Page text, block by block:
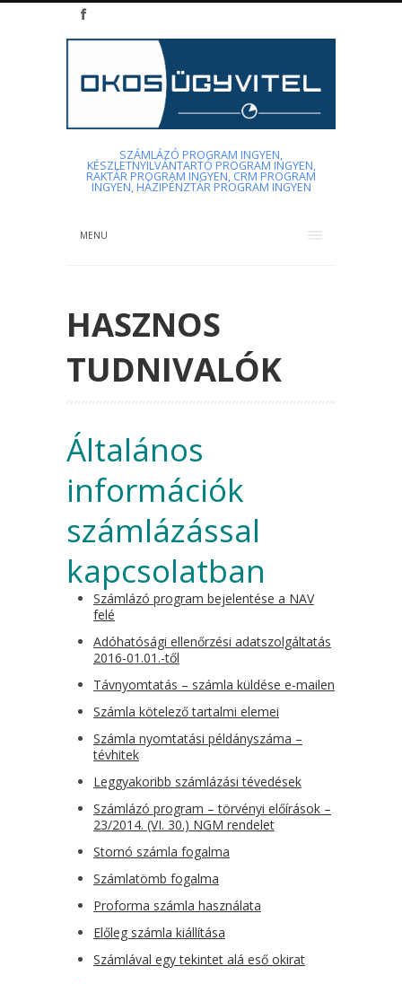
SZÁMLÁZÓ PROGRAM INGYEN,
KÉSZLETNYILVÁNTARTÓ PROGRAM INGYEN,
RAKTÁR PROGRAM INGYEN, CRM PROGRAM
INGYEN, HÁZIPÉNZTÁR PROGRAM INGYEN
MENU
HASZNOS
TUDNIVALÓK
Általános
információk
számlázással
kapcsolatban
Számlázó program bejelentése a NAV
felé
Adóhatósági ellenőrzési adatszolgáltatás
2016-01.01.-től
Távnyomtatás – számla küldése e-mailen
Számla kötelező tartalmi elemei
Számla nyomtatási példányszáma –
tévhitek
Leggyakoribb számlázási tévedések
Számlázó program – törvényi előírások –
23/2014. (VI. 30.) NGM rendelet
Stornó számla fogalma
Számlatömb fogalma
Proforma számla használata
Előleg számla kiállítása
Számlával egy tekintet alá eső okirat